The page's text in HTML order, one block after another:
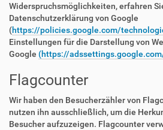
Widerspruchsmöglichkeiten, erfahren
Datenschutzerklärung von Google
(https://policies.google.com/
Einstellungen für die Darstellung von
Google (https://
Flagcounter
Wir haben den Besucherzähler von
nutzen ihn ausschließlich, um die
Besucher aufzuzeigen. Flagcounter